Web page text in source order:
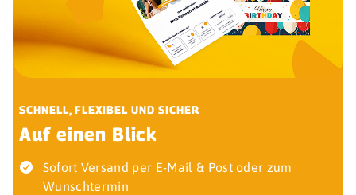
SCHNELL, FLEXIBEL UND SICHER
Auf einen Blick
Sofort Versand per E-Mail & Post oder zum
Wunschtermin